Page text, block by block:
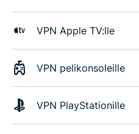
VPN Apple TV:lle
VPN pelikonsoleille
VPN PlayStationille